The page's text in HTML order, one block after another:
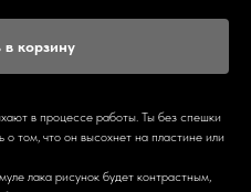
корзину
в процессе работы. Ты без спешки
о том, что он высохнет на пластине или
лака рисунок будет контрастным,